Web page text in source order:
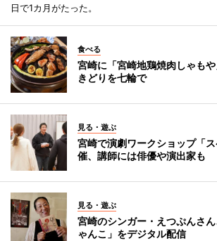
日で1カ月がたった。
食べる
宮崎に「宮崎地鶏焼肉しゃも
きどりを七輪で
見る・遊ぶ
宮崎で演劇ワークショップ「
催、講師には俳優や演出家も
見る・遊ぶ
宮崎のシンガー・えつぷんさ
ゃんこ」をデジタル配信